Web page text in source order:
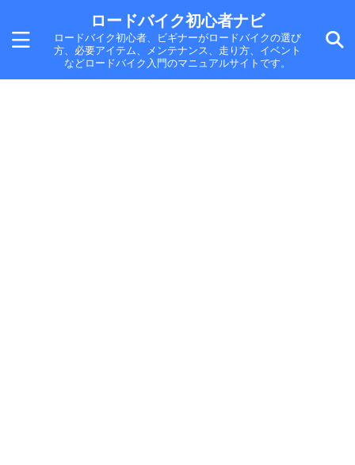
ロードバイク初心者ナビ
ロードバイク初心者、ビギナーがロードバイクの選び
方、必要アイテム、メンテナンス、走り方、イベント
などロードバイク入門のマニュアルサイトです。